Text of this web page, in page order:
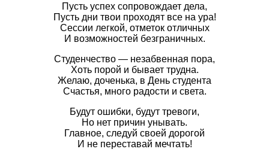
Пусть успех сопровождает дела,
Пусть дни твои проходят все на ура!
Сессии легкой, отметок отличных
И возможностей безграничных.
Студенчество — незабвенная пора,
Хоть порой и бывает трудна.
Желаю, доченька, в День студента
Счастья, много радости и света.
Будут ошибки, будут тревоги,
Но нет причин унывать.
Главное, следуй своей дорогой
И не переставай мечтать!